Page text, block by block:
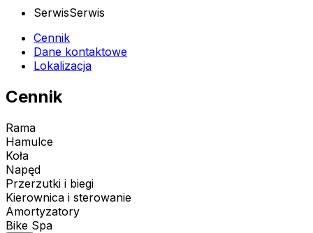
SerwisSerwis
Cennik
Dane kontaktowe
Lokalizacja
Cennik
Rama
Hamulce
Koła
Napęd
Przerzutki i biegi
Kierownica i sterowanie
Amortyzatory
Bike Spa